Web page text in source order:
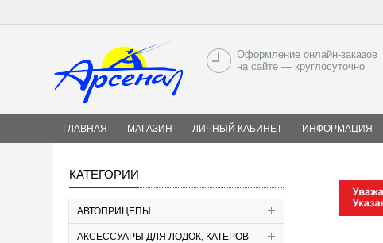
Оформление онлайн-заказов
на сайте — круглосуточно
ГЛАВНАЯ МАГАЗИН ЛИЧНЫЙ КАБИНЕТ ИНФОРМАЦИЯ
КАТЕГОРИИ
АВТОПРИЦЕПЫ
АКСЕССУАРЫ ДЛЯ ЛОДОК, КАТЕРОВ